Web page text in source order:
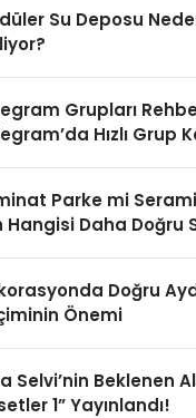
Su Deposu
Grupları
Hızlı Grup
Parke mi
Hangisi Daha Doğru
Doğru
Önemi
Selvi’nin Beklenen
1” Yayınlandı!